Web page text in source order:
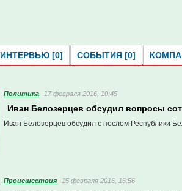
ИНТЕРВЬЮ [0] СОБЫТИЯ [0]
Политика 17 февраля 2016, 10:45
Иван Белозерцев обсудил вопросы
Иван Белозерцев обсудил с послом Республики
Проиcшествия 15 февраля 2016, 16:56